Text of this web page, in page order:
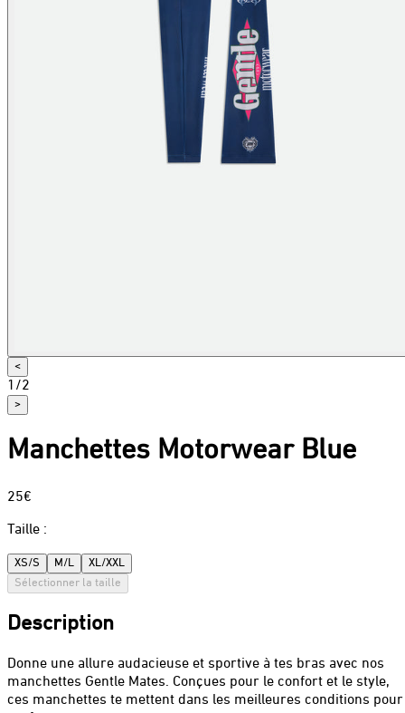
<
1 /2
>
Manchettes Motorwear Blue
25€
Taille :
XS/S M/L
XL/XXL
Sélectionner la taille
Description
Donne une allure audacieuse et sportive à tes bras avec nos
manchettes Gentle Mates. Conçues pour le confort et le style,
ces manchettes te mettent dans les meilleures conditions pour